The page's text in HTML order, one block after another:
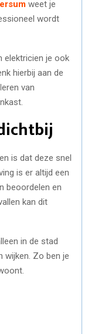
weet je
wordt
elektricien je ook
hierbij aan de
van
is dat deze snel
is er altijd een
beoordelen en
kan dit
in de stad
wijken. Zo ben je